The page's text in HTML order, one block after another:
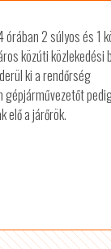
órában 2 súlyos és 1
közúti közlekedési
ki a rendőrség
gépjárművezetőt
a járőrök.